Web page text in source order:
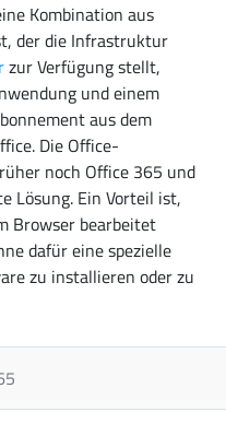
Kombination aus
der die Infrastruktur
zur Verfügung stellt,
und einem
aus dem
Die Office-
noch Office 365 und
Lösung. Ein Vorteil ist,
Browser bearbeitet
dafür eine spezielle
zu installieren oder zu